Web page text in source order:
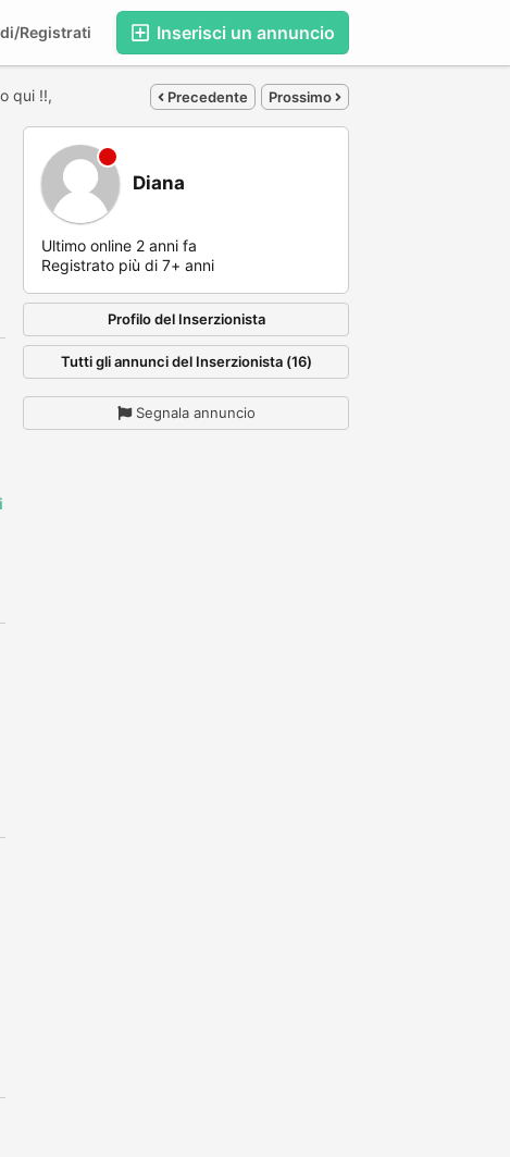
Inserisci un annuncio
Registrati
qui !!, Precedente Prossimo
Diana
Ultimo online 2 anni fa
Registrato più di 7+ anni
Profilo del Inserzionista
Tutti gli annunci del Inserzionista (16)
Segnala annuncio